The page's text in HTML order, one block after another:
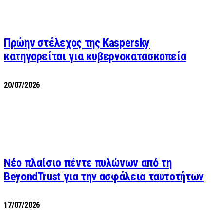
Πρώην στέλεχος της Kaspersky
κατηγορείται για κυβερνοκατασκοπεία
20/07/2026
Νέο πλαίσιο πέντε πυλώνων από τη
BeyondTrust για την ασφάλεια ταυτοτήτων
17/07/2026